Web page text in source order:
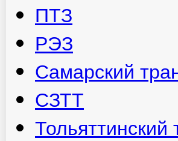
ПТЗ
РЭЗ
Самарский
СЗТТ